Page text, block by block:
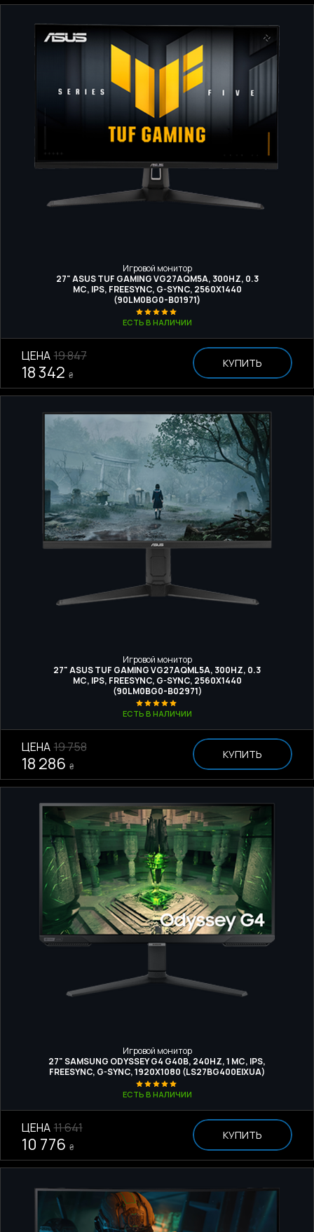
Игровой монитор
27" ASUS TUF GAMING VG27AQM5A, 300HZ, 0.3
МС, IPS, FREESYNC, G-SYNC, 2560Х1440
(90LM0BG0-B01971)
ЕСТЬ В НАЛИЧИИ
ЦЕНА 19 847
18 342 ₴
КУПИТЬ
Игровой монитор
27" ASUS TUF GAMING VG27AQML5A, 300HZ, 0.3
МС, IPS, FREESYNC, G-SYNC, 2560X1440
(90LM0BG0-B02971)
ЕСТЬ В НАЛИЧИИ
ЦЕНА 19 758
18 286 ₴
КУПИТЬ
Игровой монитор
27" SAMSUNG ODYSSEY G4 G40B, 240HZ, 1 МС, IPS,
FREESYNC, G-SYNC, 1920X1080 (LS27BG400EIXUA)
ЕСТЬ В НАЛИЧИИ
ЦЕНА 11 641
10 776 ₴
КУПИТЬ